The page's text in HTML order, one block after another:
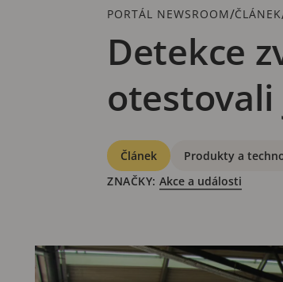
Drobečková
PORTÁL NEWSROOM/ČLÁNEK
Detekce
Kategorie
Článek Produkty a
ZNAČKY: Akce a události